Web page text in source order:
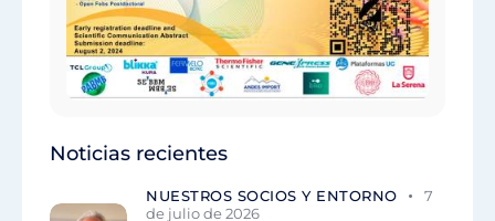
Noticias recientes
NUESTROS SOCIOS Y ENTORNO
7
de julio de 2026